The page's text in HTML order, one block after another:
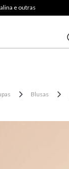
e outras
Blusas